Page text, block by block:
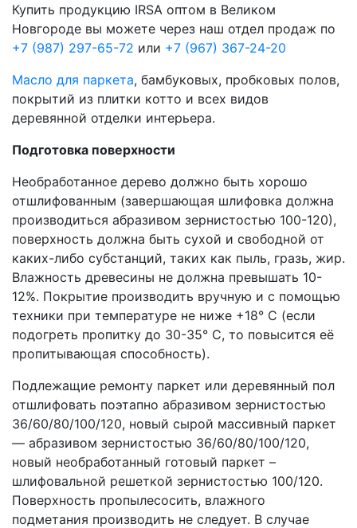
Купить продукцию IRSA оптом в Великом
Новгороде вы можете через наш отдел продаж по
+7 (987) 297-65-72 или +7 (967) 367-24-20
Масло для паркета, бамбуковых, пробковых полов,
покрытий из плитки котто и всех видов
деревянной отделки интерьера.
Подготовка поверхности
Необработанное дерево должно быть хорошо
отшлифованным (завершающая шлифовка должна
производиться абразивом зернистостью 100-120),
поверхность должна быть сухой и свободной от
каких-либо субстанций, таких как пыль, гразь, жир.
Влажность древесины не должна превышать 10-
12%. Покрытие производить вручную и с помощью
техники при температуре не ниже +18° C (если
подогреть пропитку до 30-35° C, то повысится её
пропитывающая способность).
Подлежащие ремонту паркет или деревянный пол
отшлифовать поэтапно абразивом зернистостью
36/60/80/100/120, новый сырой массивный паркет
— абразивом зернистостью 36/60/80/100/120,
новый необработанный готовый паркет –
шлифовальной решеткой зернистостью 100/120.
Поверхность пропылесосить, влажного
подметания производить не следует. В случае